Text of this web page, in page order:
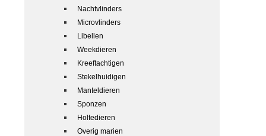
Nachtvlinders
Microvlinders
Libellen
Weekdieren
Kreeftachtigen
Stekelhuidigen
Manteldieren
Sponzen
Holtedieren
Overig marien